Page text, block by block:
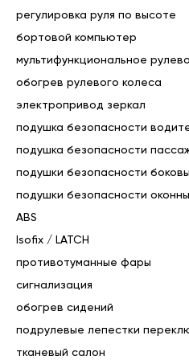
МАХ, Telegram
Комплектация автомобиля
обращении в салон или
Цена автомобиля указана при
расчет, банковским
ин через наш автосалон.
Возможен торг.
• Антиблокировочная система
• Подушки безопасности
• Оконные шторки
• Система крепления детских
регулировка руля по высоте
бортовой компьютер
мультифункциональное
обогрев рулевого колеса
электропривод зеркал
подушка безопасности
подушка безопасности
подушки безопасности
подушки безопасности
ABS
Isofix / LATCH
противотуманные фары
сигнализация
обогрев сидений
подрулевые лепестки
тканевый салон